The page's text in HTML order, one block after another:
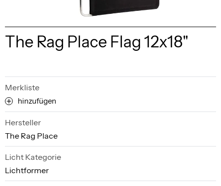
The Rag Place Flag 12x18"
Merkliste
hinzufügen
Hersteller
The Rag Place
Licht Kategorie
Lichtformer